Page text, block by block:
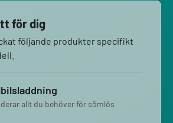
för dig
följande produkter specifikt
allt du behöver för sömlös